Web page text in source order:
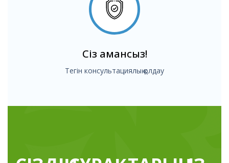
Сіз амансыз!
Тегін консультациялық қолдау